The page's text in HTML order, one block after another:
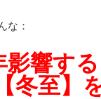
な：
影響する
冬至】